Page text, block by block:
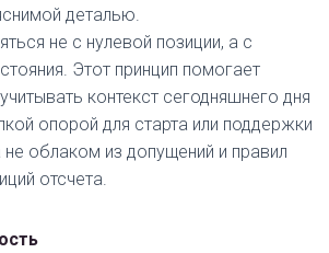
деталью.
не с нулевой позиции, а с
Этот принцип помогает
контекст сегодняшнего дня
опорой для старта или поддержки
не облаком из допущений и правил
отсчета.